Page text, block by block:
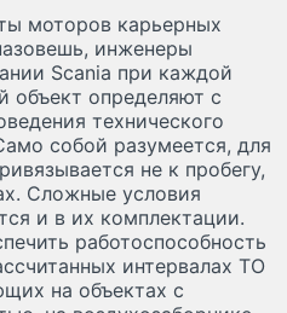
моторов карьерных
инженеры
Scania при каждой
объект определяют с
технического
собой разумеется, для
не к пробегу,
Сложные условия
и в их комплектации.
работоспособность
интервалах ТО
на объектах с